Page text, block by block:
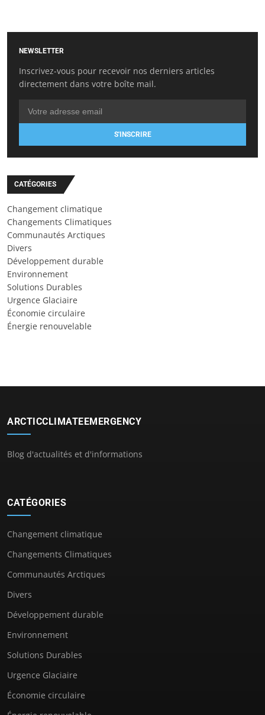
NEWSLETTER
Inscrivez-vous pour recevoir nos derniers articles
directement dans votre boîte mail.
S'INSCRIRE
CATÉGORIES
Changement climatique
Changements Climatiques
Communautés Arctiques
Divers
Développement durable
Environnement
Solutions Durables
Urgence Glaciaire
Économie circulaire
Énergie renouvelable
ARCTICCLIMATEEMERGENCY
Blog d'actualités et d'informations
CATÉGORIES
Changement climatique
Changements Climatiques
Communautés Arctiques
Divers
Développement durable
Environnement
Solutions Durables
Urgence Glaciaire
Économie circulaire